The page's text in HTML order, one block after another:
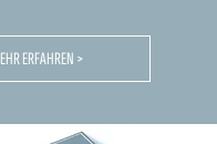
ERFAHREN >